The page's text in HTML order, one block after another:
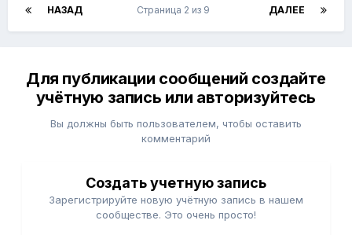
НАЗАД ДАЛЕЕ
Страница 2 из 9
Для публикации сообщений создайте
учётную запись или авторизуйтесь
Вы должны быть пользователем, чтобы оставить
комментарий
Создать учетную запись
Зарегистрируйте новую учётную запись в нашем
сообществе. Это очень просто!